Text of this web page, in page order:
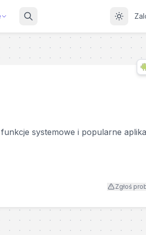
systemowe i popularne
Zgłoś